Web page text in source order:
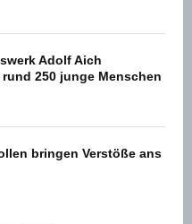
Adolf Aich
250 junge Menschen
bringen Verstöße ans